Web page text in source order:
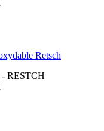
Retsch
- RESTCH